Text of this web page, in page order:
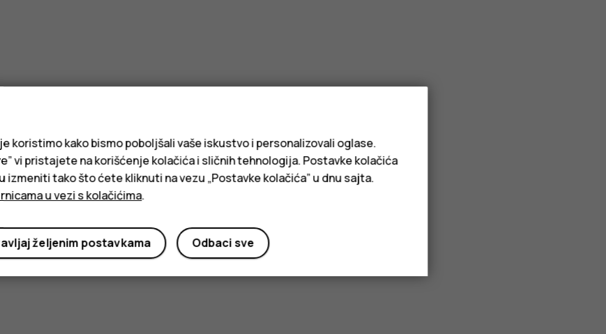
koristimo kako bismo poboljšali vaše iskustvo i personalizovali oglase.
vi pristajete na korišćenje kolačića i sličnih tehnologija. Postavke kolačića
tako što ćete kliknuti na vezu „Postavke kolačića” u dnu sajta.
u vezi s kolačićima.
Odbaci sve
željenim postavkama